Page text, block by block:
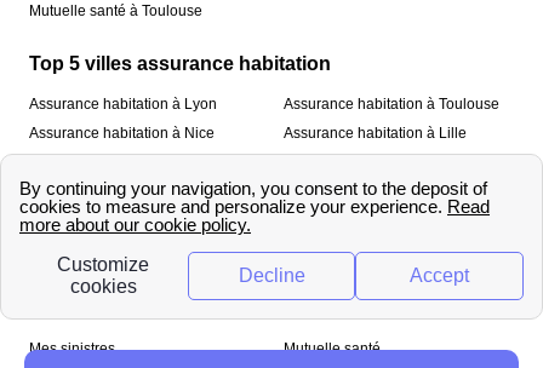
Mutuelle santé à Toulouse
Top 5 villes assurance habitation
Assurance habitation à Lyon
Assurance habitation à Nice
Assurance habitation à Toulouse
Assurance habitation à Lille
À propos
Qui sommes-nous ? Mentions légales
Mes sinistres Mutuelle santé